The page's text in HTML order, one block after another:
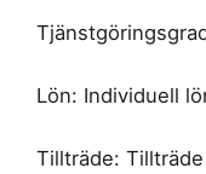
Lön: Individuell
Tillträde: